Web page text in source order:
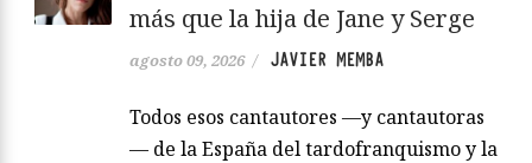
más que la hija de Jane y Serge
agosto 09, 2026 / JAVIER MEMBA
Todos esos cantautores —y cantautoras
— de la España del tardofranquismo y la